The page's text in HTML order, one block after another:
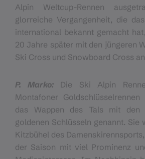
Alpin Weltcup-Rennen
glorreiche Vergangenheit, die
international bekannt gemacht
20 Jahre später mit den jüngeren
Ski Cross und Snowboard Cross
P. Marko:Die Ski Alpin
Montafoner
das Wappen des Tals mit den
goldenen Schlüsseln genannt. Sie
Kitzbühel des
der Saison mit viel Prominenz